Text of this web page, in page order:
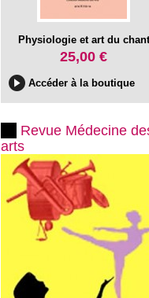
Physiologie et art du chant
25,00 €
Accéder à la boutique
Revue Médecine
arts